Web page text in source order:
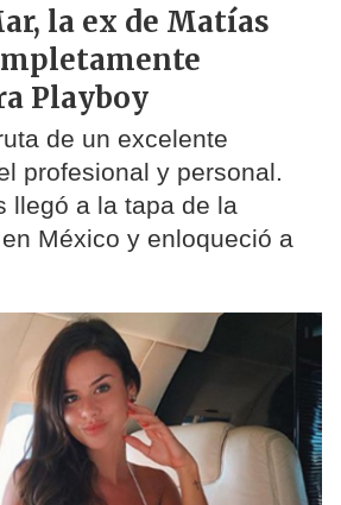
la ex de Matías
Playboy
de un excelente
profesional y personal.
llegó a la tapa de la
México y enloqueció a